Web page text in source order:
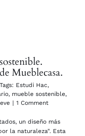
Mueblecasa.
Tags: Estudi Hac,
, mueble sostenible,
| 1 Comment
un diseño más
la naturaleza". Esta